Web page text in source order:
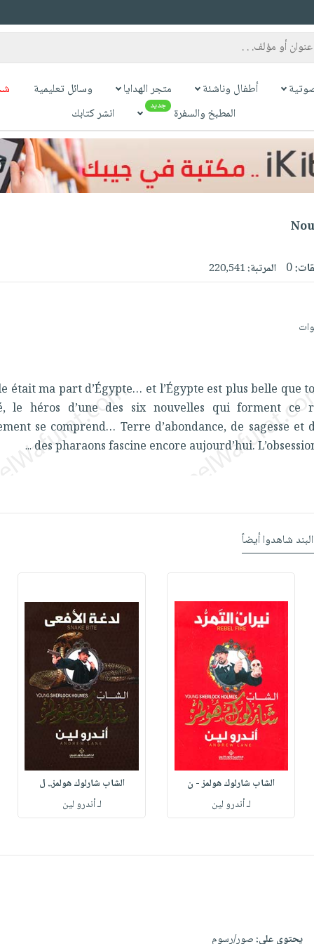
أطفال وناشئة متجر الهدايا وسائل تعليمية
المطبخ والسفرة
جديد انشر كتابك
0 المرتبة:220,541
était ma part d’Égypte… et l’Égypte est plus belle que
le héros d’une des six nouvelles qui forment ce
se comprend… Terre d’abondance, de sagesse et
des pharaons fascine encore aujourd’hui.
...
شاهدوا أيضاً
الشاب شارلوك هولمز - ن
لـ أندرو لين
الشاب شارلوك هولمز.. ل
لـ أندرو لين
يحتوي على:صور/رسوم